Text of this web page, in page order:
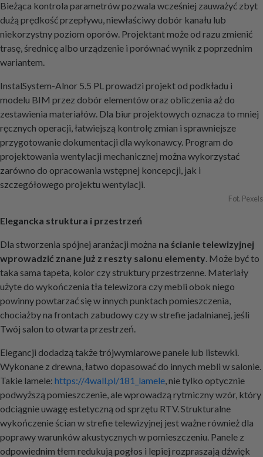
Bieżąca kontrola parametrów pozwala wcześniej zauważyć zbyt
dużą prędkość przepływu, niewłaściwy dobór kanału lub
niekorzystny poziom oporów. Projektant może od razu zmienić
trasę, średnicę albo urządzenie i porównać wynik z poprzednim
wariantem.
InstalSystem-Alnor 5.5 PL prowadzi projekt od podkładu i
modelu BIM przez dobór elementów oraz obliczenia aż do
zestawienia materiałów. Dla biur projektowych oznacza to mniej
ręcznych operacji, łatwiejszą kontrolę zmian i sprawniejsze
przygotowanie dokumentacji dla wykonawcy. Program do
projektowania wentylacji mechanicznej można wykorzystać
zarówno do opracowania wstępnej koncepcji, jak i
szczegółowego projektu wentylacji.
Fot. Pexels
Elegancka struktura i przestrzeń
Dla stworzenia spójnej aranżacji można na ścianie telewizyjnej
wprowadzić znane już z reszty salonu elementy. Może być to
taka sama tapeta, kolor czy struktury przestrzenne. Materiały
użyte do wykończenia tła telewizora czy mebli obok niego
powinny powtarzać się w innych punktach pomieszczenia,
chociażby na frontach zabudowy czy w strefie jadalnianej, jeśli
Twój salon to otwarta przestrzeń.
Elegancji dodadzą także trójwymiarowe panele lub listewki.
Wykonane z drewna, łatwo dopasować do innych mebli w salonie.
Takie lamele: https://4wall.pl/181_lamele, nie tylko optycznie
podwyższą pomieszczenie, ale wprowadzą rytmiczny wzór, który
odciągnie uwagę estetyczną od sprzętu RTV. Strukturalne
wykończenie ścian w strefie telewizyjnej jest ważne również dla
poprawy warunków akustycznych w pomieszczeniu. Panele z
odpowiednim tłem redukują pogłos i lepiej rozpraszają dźwięk